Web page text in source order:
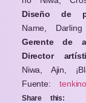
Diseño de
Name,
Gerente de
Director
Niwa, Ajin,
Fuente:
Share this: